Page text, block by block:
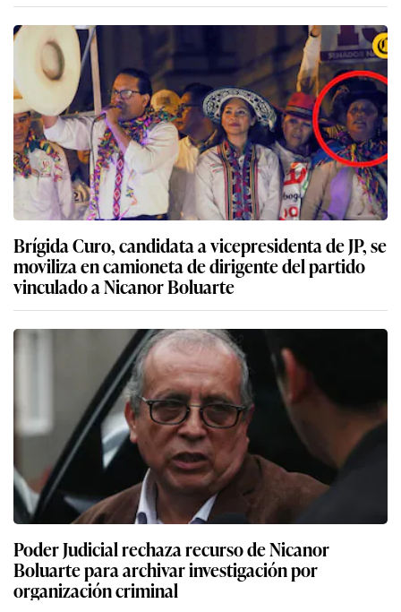
Brígida Curo, candidata a vicepresidenta de JP, se
moviliza en camioneta de dirigente del partido
vinculado a Nicanor Boluarte
Poder Judicial rechaza recurso de Nicanor
Boluarte para archivar investigación por
organización criminal